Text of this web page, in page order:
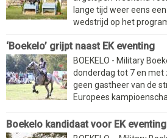
lange tijd weer eens
wedstrijd op het
‘Boekelo’ grijpt naast EK eventing
BOEKELO - Military
donderdag tot 7 en met
geen gastheer van de
Europees
Boekelo kandidaat voor EK eventing